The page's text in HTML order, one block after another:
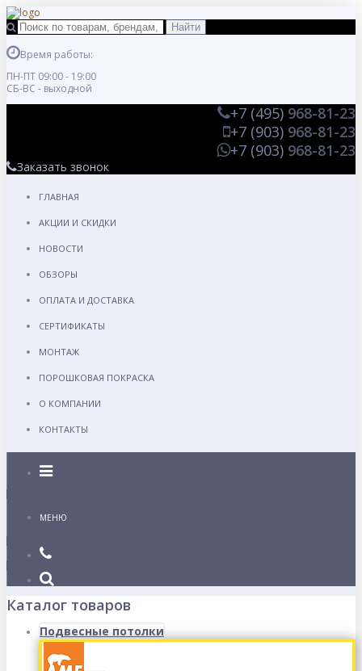
Время работы:
ПН-ПТ 09:00 - 19:00
СБ-ВС - выходной
+7 (495) 968-81-23
+7 (903) 968-81-23
+7 (903) 968-81-23
Заказать звонок
ГЛАВНАЯ
АКЦИИ И СКИДКИ
НОВОСТИ
ОБЗОРЫ
ОПЛАТА И ДОСТАВКА
СЕРТИФИКАТЫ
МОНТАЖ
ПОРОШКОВАЯ ПОКРАСКА
О КОМПАНИИ
КОНТАКТЫ
Каталог
МЕНЮ
Каталог товаров
Подвесные потолки